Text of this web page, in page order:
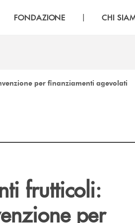
FONDAZIONE | CHI
per finanziamenti agevolati
frutticoli:
per